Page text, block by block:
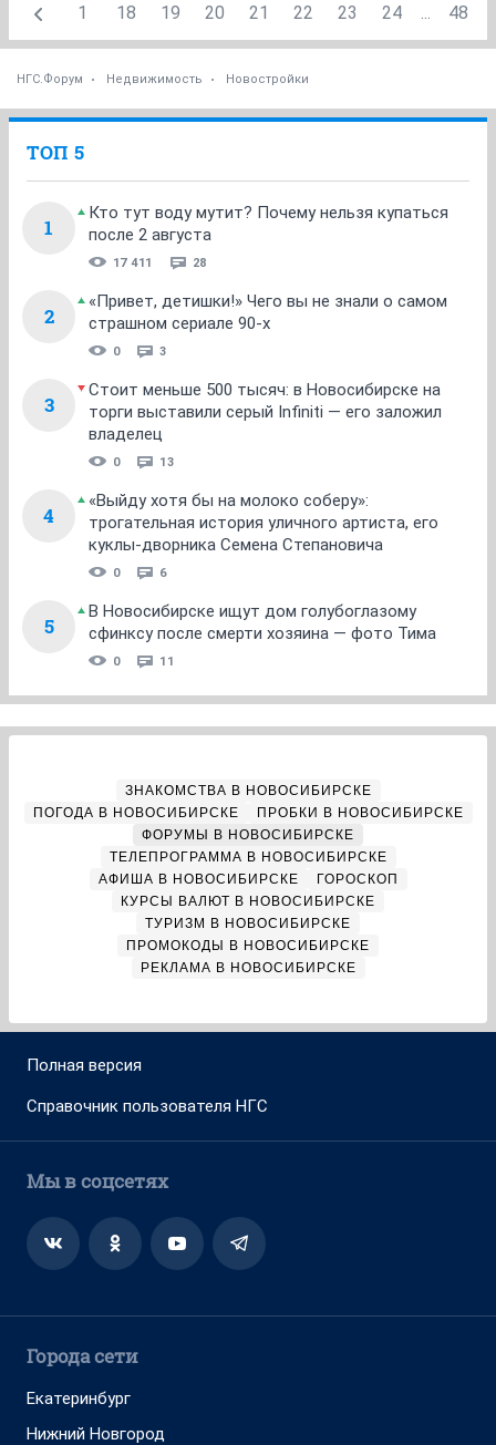
1 18 19 20 21 22 23 24 ... 48
НГС.Форум Недвижимость Новостройки
ТОП 5
1
Кто тут воду мутит? Почему нельзя купаться
после 2 августа
17 411 28
2
«Привет, детишки!» Чего вы не знали о самом
страшном сериале 90-х
0 3
3
Стоит меньше 500 тысяч: в Новосибирске на
торги выставили серый Infiniti — его заложил
владелец
0 13
4
«Выйду хотя бы на молоко соберу»:
трогательная история уличного артиста, его
куклы-дворника Семена Степановича
0 6
5
В Новосибирске ищут дом голубоглазому
сфинксу после смерти хозяина — фото Тима
0 11
ЗНАКОМСТВА В НОВОСИБИРСКЕ
ПОГОДА В НОВОСИБИРСКЕ
ПРОБКИ В НОВОСИБИРСКЕ
ФОРУМЫ В НОВОСИБИРСКЕ
ТЕЛЕПРОГРАММА В НОВОСИБИРСКЕ
АФИША В НОВОСИБИРСКЕ
ГОРОСКОП
КУРСЫ ВАЛЮТ В НОВОСИБИРСКЕ
ТУРИЗМ В НОВОСИБИРСКЕ
ПРОМОКОДЫ В НОВОСИБИРСКЕ
РЕКЛАМА В НОВОСИБИРСКЕ
Полная версия
Справочник пользователя НГС
Мы в соцсетях
Города сети
Екатеринбург
Нижний Новгород